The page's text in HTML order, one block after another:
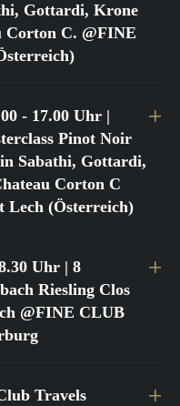
Gottardi, Krone
Corton C. @FINE
- 17.00 Uhr |
Pinot Noir
Sabathi, Gottardi,
Corton C
Lech (Österreich)
Uhr | 8
Riesling Clos
@FINE CLUB
Travels